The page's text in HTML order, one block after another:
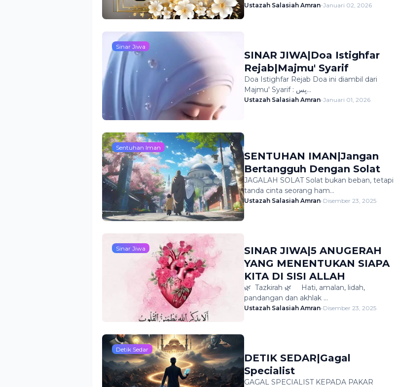
Ustazah Salasiah Amran-Januari 02, 2026
Sinar Jiwa
SINAR JIWA|Doa Istighfar
Rejab|Majmu' Syarif
Doa Istighfar Rejab Doa ini diambil dari
Majmu' Syarif : بِس…
Ustazah Salasiah Amran-Januari 01, 2026
Sentuhan Iman
SENTUHAN IMAN|Jangan
Bertangguh Dengan Solat
JAGALAH SOLAT Solat bukan beban, tetapi
tanda cinta seorang ham…
Ustazah Salasiah Amran-Disember 23, 2025
Sinar Jiwa
SINAR JIWA|5 ANUGERAH
YANG MENENTUKAN SIAPA
KITA DI SISI ALLAH
🌿 Tazkirah 🌿 Hati, amalan, lidah,
pandangan dan akhlak …
Ustazah Salasiah Amran-Disember 23, 2025
Detik Sedar
DETIK SEDAR|Gagal
Specialist
GAGAL SPECIALIST KEPADA PAKAR